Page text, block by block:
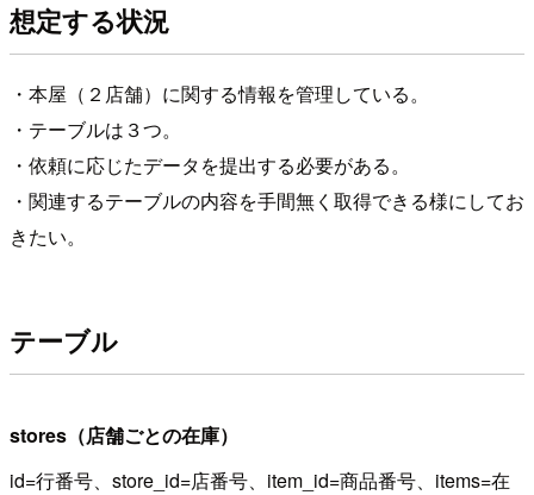
想定する状況
・本屋（２店舗）に関する情報を管理している。
・テーブルは３つ。
・依頼に応じたデータを提出する必要がある。
・関連するテーブルの内容を手間無く取得できる様にしてお
きたい。
テーブル
stores（店舗ごとの在庫）
id=行番号、store_id=店番号、item_id=商品番号、items=在